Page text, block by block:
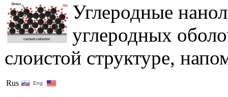
Углеродные
углеродных
слоистой структуре,
Rus Eng